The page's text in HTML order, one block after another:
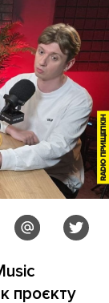
проєкту